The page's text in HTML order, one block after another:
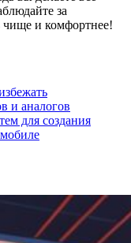
за
чище и комфортнее!
и аналогов
для создания